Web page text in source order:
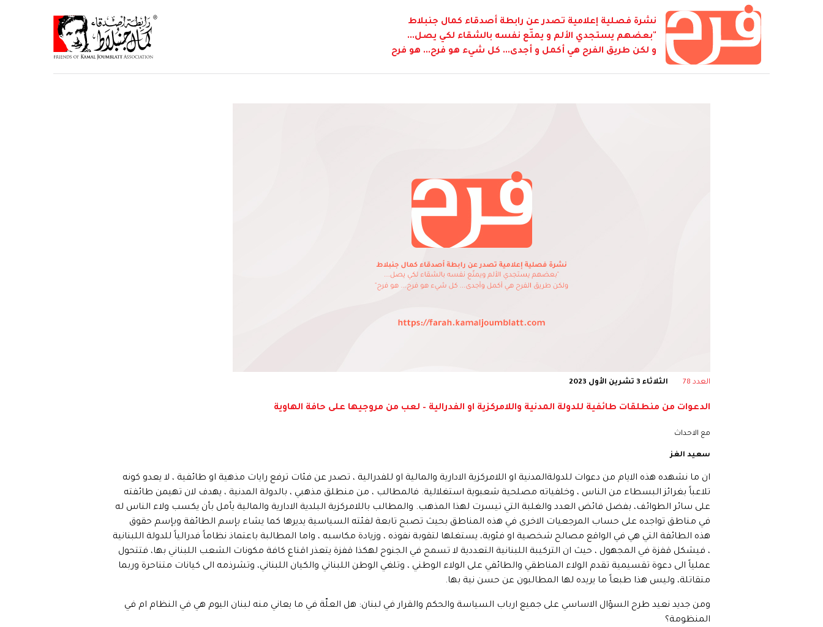
نشرة فصلية إعلامية تصدر عن رابطة أصدقاء كمال جنبلاط
"بعضهم يستجدي الألم و يمتّع نفسه بالشقاء لكي يصل...
و لكن طريق الفرح هي أكمل و أجدى... كل شيء هو فرح... هو فرح
العدد 78 الثلاثاء 3 تشرين الأول 2023
الدعوات من منطلقات طائفية للدولة المدنية واللامركزية او الفدرالية – لعب من مروجيها على حافة الهاوية
مع الاحداث
سعيد الغز
ان ما نشهده هذه الايام من دعوات للدولةالمدنية او اللامركزية الادارية والمالية او للفدرالية ، تصدر عن فئات ترفع رايات مذهية او طائفية ، لا يعدو كونه
تلاعباً بغرائز البسطاء من الناس ، وخلفياته مصلحية شعبوية استغلالية. فالمطالب ، من منطلق مذهبي ، بالدولة المدنية ، يهدف لان تهيمن طائفته
على سائر الطوائف، بفضل فائض العدد والغلبة التي تيسرت لهذا المذهب. والمطالب باللامركزية البلدية الادارية والمالية يأمل بأن يكسب ولاء الناس له
في مناطق تواجده على حساب المرجعيات الاخرى في هذه المناطق بحيث تصبح تابعة لفئته السياسية يديرها كما يشاء بإسم الطائفة وبإسم حقوق
هذه الطائفة التي هي في الواقع مصالح شخصية او فئوية، يستغلها لتقوبة نفوذه ، وزيادة مكاسبه ، واما المطالبة باعتماذ نظاماً فدرالياً للدولة اللبنانية
، فيشكل قفزة في المجهول ، حيث ان التركيبة اللبنانية التعددية لا تسمح في الجنوح لهكذا قفزة يتعذر اقناع كافة مكونات الشعب اللبناني بها، فتتحول
عملياً الى دعوة تقسيمية تقدم الولاء المناطقي والطائفي على الولاء الوطني ، وتلغي الوطن اللبناني والكيان اللبناني، وتشرذمه الى كيانات متناحرة وربما
متقاتلة، وليس هذا طبعاً ما يريده لها المطالبون عن حسن نية بها.
ومن جديد نعيد طرح السؤال الاساسي على جميع ارباب السياسة والحكم والقرار في لبنان: هل العلّة في ما يعاني منه لبنان اليوم هي في النظام ام في
المنظومة؟